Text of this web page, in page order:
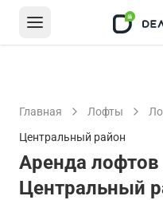
Главная Лофты
Центральный район
Аренда
Центральный